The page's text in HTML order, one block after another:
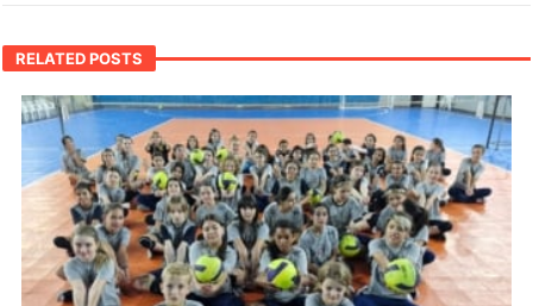
RELATED POSTS